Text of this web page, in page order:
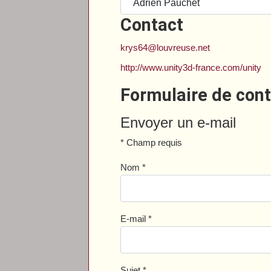
Contact
krys64@louvreuse.net
http://www.unity3d-france.com/unity
Formulaire de
Envoyer un e-mail
* Champ requis
Nom *
E-mail *